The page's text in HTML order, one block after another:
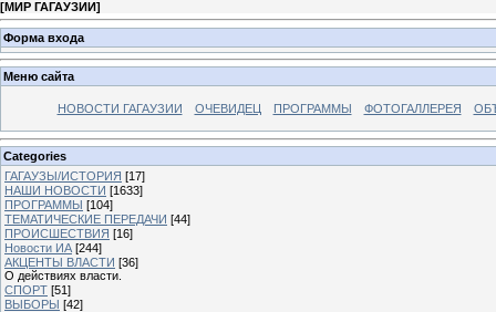
[МИР ГАГАУЗИИ]
Форма входа
Меню сайта
НОВОСТИ ГАГАУЗИИ ОЧЕВИДЕЦ ПРОГРАММЫ ФОТОГАЛЛЕРЕЯ
Categories
ГАГАУЗЫ/ИСТОРИЯ [17]
НАШИ НОВОСТИ [1633]
ПРОГРАММЫ [104]
ТЕМАТИЧЕСКИЕ ПЕРЕДАЧИ [44]
ПРОИСШЕСТВИЯ [16]
Новости ИА [244]
АКЦЕНТЫ ВЛАСТИ [36]
О действиях власти.
СПОРТ [51]
ВЫБОРЫ [42]